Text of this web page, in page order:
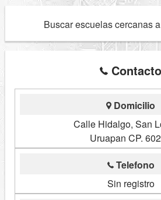
Buscar escuelas cercanas
Contacto
Domicilio
Calle Hidalgo, San
Uruapan CP.
Telefono
Sin registro